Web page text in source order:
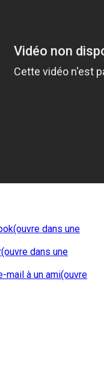
dans une
dans une
mail à un ami(ouvre